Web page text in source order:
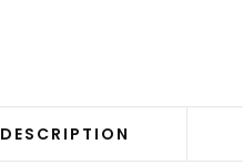
DESCRIPTION